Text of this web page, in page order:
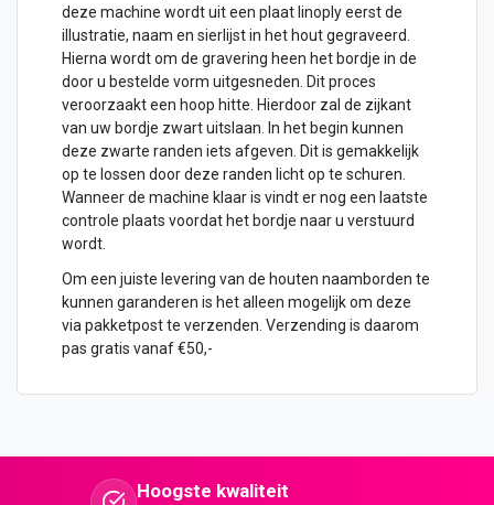
deze machine wordt uit een plaat linoply eerst de
illustratie, naam en sierlijst in het hout gegraveerd.
Hierna wordt om de gravering heen het bordje in de
door u bestelde vorm uitgesneden. Dit proces
veroorzaakt een hoop hitte. Hierdoor zal de zijkant
van uw bordje zwart uitslaan. In het begin kunnen
deze zwarte randen iets afgeven. Dit is gemakkelijk
op te lossen door deze randen licht op te schuren.
Wanneer de machine klaar is vindt er nog een laatste
controle plaats voordat het bordje naar u verstuurd
wordt.
Om een juiste levering van de houten naamborden te
kunnen garanderen is het alleen mogelijk om deze
via pakketpost te verzenden. Verzending is daarom
pas gratis vanaf €50,-
Hoogste kwaliteit